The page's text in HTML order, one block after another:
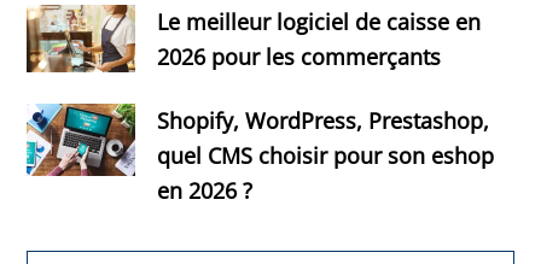
Le meilleur logiciel de caisse en
2026 pour les commerçants
Shopify, WordPress, Prestashop,
quel CMS choisir pour son eshop
en 2026 ?